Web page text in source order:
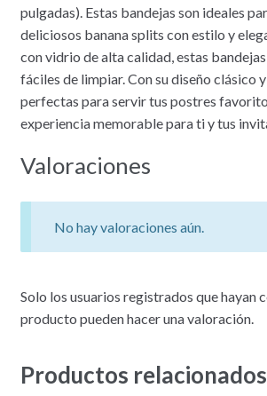
pulgadas). Estas bandejas son ideales
deliciosos banana splits con estilo y
con vidrio de alta calidad, estas
fáciles de limpiar. Con su diseño clásico
perfectas para servir tus postres
experiencia memorable para ti y tus
Valoraciones
No hay valoraciones aún.
Solo los usuarios registrados que hayan
producto pueden hacer una valoración.
Productos relacionados